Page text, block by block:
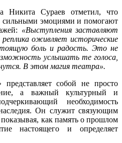
Никита Сураев отметил, что
сильными эмоциями и помогают
«Выступления заставляют
оживляет исторические
боль и радость. Это не
услышать те голоса,
В этом магия театра».
собой не просто
а важный культурный и
необходимость
Он служит связующим
как память о прошлом
настоящего и определяет